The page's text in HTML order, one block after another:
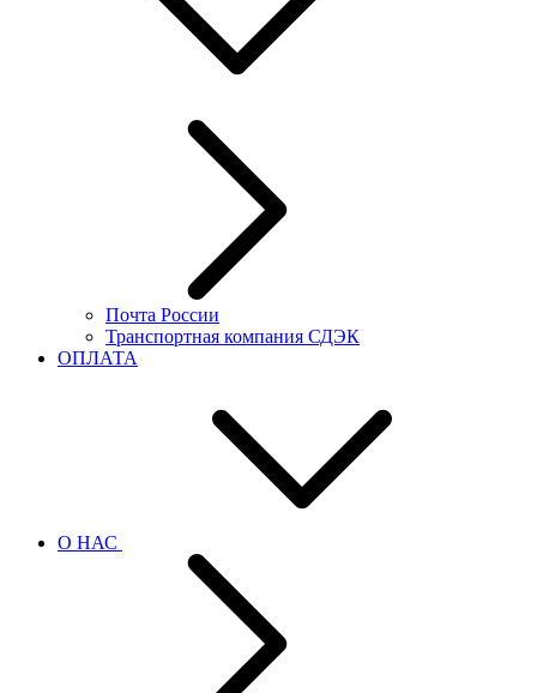
Почта России
Транспортная компания СДЭК
ОПЛАТА
О НАС